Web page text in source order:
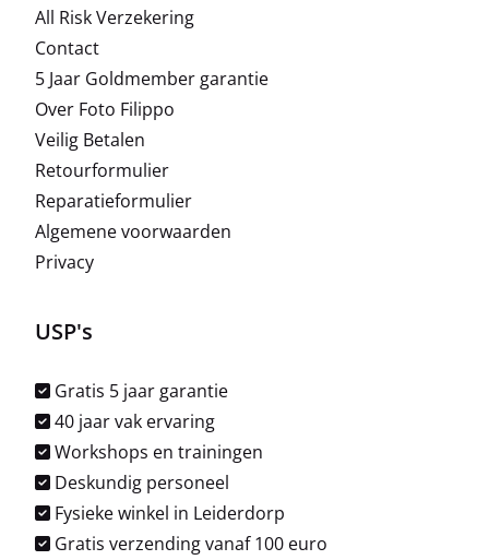
All Risk Verzekering
Contact
5 Jaar Goldmember garantie
Over Foto Filippo
Veilig Betalen
Retourformulier
Reparatieformulier
Algemene voorwaarden
Privacy
USP's
Gratis 5 jaar garantie
40 jaar vak ervaring
Workshops en trainingen
Deskundig personeel
Fysieke winkel in Leiderdorp
Gratis verzending vanaf 100 euro